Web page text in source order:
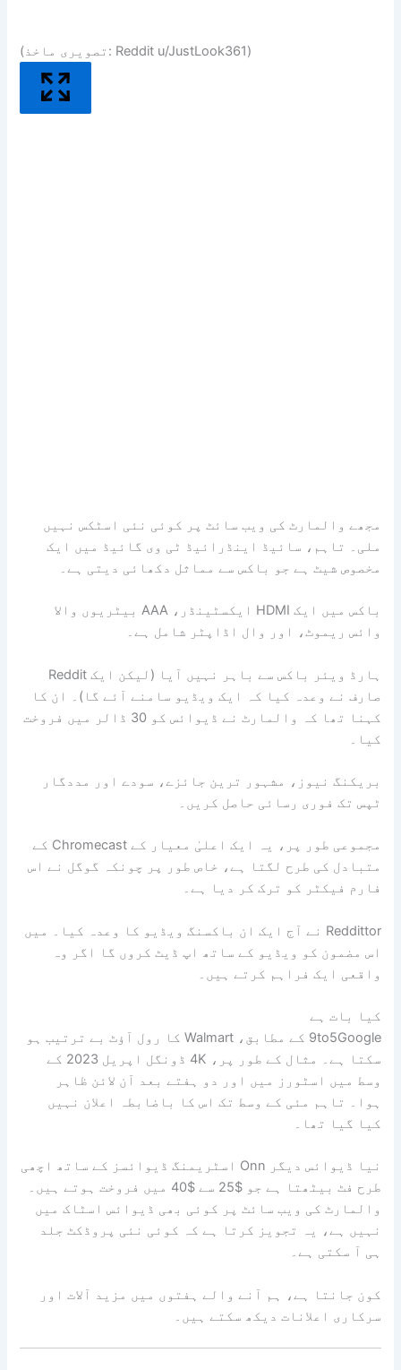
(تصویری ماخذ: Reddit u/JustLook361)
مجھے والمارٹ کی ویب سائٹ پر کوئی نئی اسٹکس نہیں
ملی۔ تاہم، سائیڈ اینڈرائیڈ ٹی وی گائیڈ میں ایک
مخصوص شیٹ ہے جو باکس سے مماثل دکھائی دیتی ہے۔
باکس میں ایک HDMI ایکسٹینڈر، AAA بیٹریوں والا
وائس ریموٹ، اور وال اڈاپٹر شامل ہے۔
ہارڈ ویئر باکس سے باہر نہیں آیا (لیکن ایک Reddit
صارف نے وعدہ کیا کہ ایک ویڈیو سامنے آئے گا)۔ ان کا
کہنا تھا کہ والمارٹ نے ڈیوائس کو 30 ڈالر میں فروخت
کیا۔
بریکنگ نیوز، مشہور ترین جائزے، سودے اور مددگار
ٹپس تک فوری رسائی حاصل کریں۔
مجموعی طور پر، یہ ایک اعلیٰ معیار کے Chromecast کے
متبادل کی طرح لگتا ہے، خاص طور پر چونکہ گوگل نے اس
فارم فیکٹر کو ترک کر دیا ہے۔
Reddittor نے آج ایک ان باکسنگ ویڈیو کا وعدہ کیا۔ میں
اس مضمون کو ویڈیو کے ساتھ اپ ڈیٹ کروں گا اگر وہ
واقعی ایک فراہم کرتے ہیں۔
کیا بات ہے
9to5Google کے مطابق، Walmart کا رول آؤٹ بے ترتیب ہو
سکتا ہے۔ مثال کے طور پر، 4K ڈونگل اپریل 2023 کے
وسط میں اسٹورز میں اور دو ہفتے بعد آن لائن ظاہر
ہوا۔ تاہم مئی کے وسط تک اس کا باضابطہ اعلان نہیں
کیا گیا تھا۔
نیا ڈیوائس دیگر Onn اسٹریمنگ ڈیوائسز کے ساتھ اچھی
طرح فٹ بیٹھتا ہے جو $25 سے $40 میں فروخت ہوتے ہیں۔
والمارٹ کی ویب سائٹ پر کوئی بھی ڈیوائس اسٹاک میں
نہیں ہے، یہ تجویز کرتا ہے کہ کوئی نئی پروڈکٹ جلد
ہی آ سکتی ہے۔
کون جانتا ہے، ہم آنے والے ہفتوں میں مزید آلات اور
سرکاری اعلانات دیکھ سکتے ہیں۔